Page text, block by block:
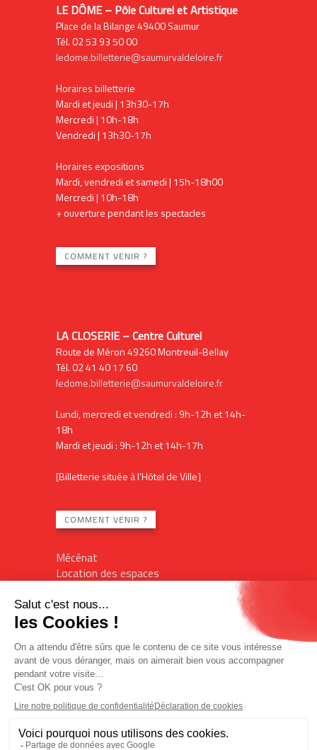
LE DÔME – Pôle Culturel et Artistique
Place de la Bilange 49400 Saumur
Tél. 02 53 93 50 00
ledome.billetterie@saumurvaldeloire.fr
Horaires billetterie
Mardi et jeudi | 13h30-17h
Mercredi | 10h-18h
Vendredi | 13h30-17h
Horaires expositions
Mardi, vendredi et samedi | 15h-18h00
Mercredi | 10h-18h
+ ouverture pendant les spectacles
COMMENT VENIR ?
LA CLOSERIE – Centre Culturel
Route de Méron 49260 Montreuil-Bellay
Tél. 02 41 40 17 60
ledome.billetterie@saumurvaldeloire.fr
Lundi, mercredi et vendredi : 9h-12h et 14h-
18h
Mardi et jeudi : 9h-12h et 14h-17h
[Billetterie située à l'Hôtel de Ville]
COMMENT VENIR ?
Mécénat
Location des espaces
Plan du site
Mentions légales
Politique de confidentialité
Politique des cookies
Accès réservé
L'Imagin'R